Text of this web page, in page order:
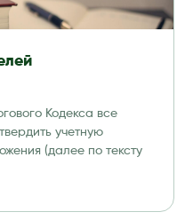
Кодекса все
учетную
(далее по тексту